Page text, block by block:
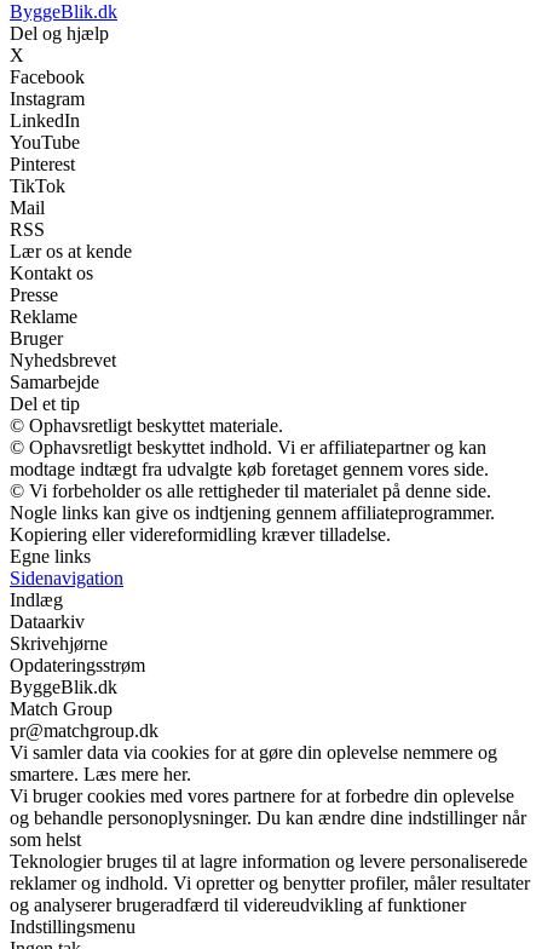
ByggeBlik.dk
Del og hjælp
X
Facebook
Instagram
LinkedIn
YouTube
Pinterest
TikTok
Mail
RSS
Lær os at kende
Kontakt os
Presse
Reklame
Bruger
Nyhedsbrevet
Samarbejde
Del et tip
© Ophavsretligt beskyttet materiale.
© Ophavsretligt beskyttet indhold. Vi er affiliatepartner og kan
modtage indtægt fra udvalgte køb foretaget gennem vores side.
© Vi forbeholder os alle rettigheder til materialet på denne side.
Nogle links kan give os indtjening gennem affiliateprogrammer.
Kopiering eller videreformidling kræver tilladelse.
Egne links
Sidenavigation
Indlæg
Dataarkiv
Skrivehjørne
Opdateringsstrøm
ByggeBlik.dk
Match Group
pr@matchgroup.dk
Vi samler data via cookies for at gøre din oplevelse nemmere og
smartere. Læs mere her.
Vi bruger cookies med vores partnere for at forbedre din oplevelse
og behandle personoplysninger. Du kan ændre dine indstillinger når
som helst
Teknologier bruges til at lagre information og levere personaliserede
reklamer og indhold. Vi opretter og benytter profiler, måler resultater
og analyserer brugeradfærd til videreudvikling af funktioner
Indstillingsmenu